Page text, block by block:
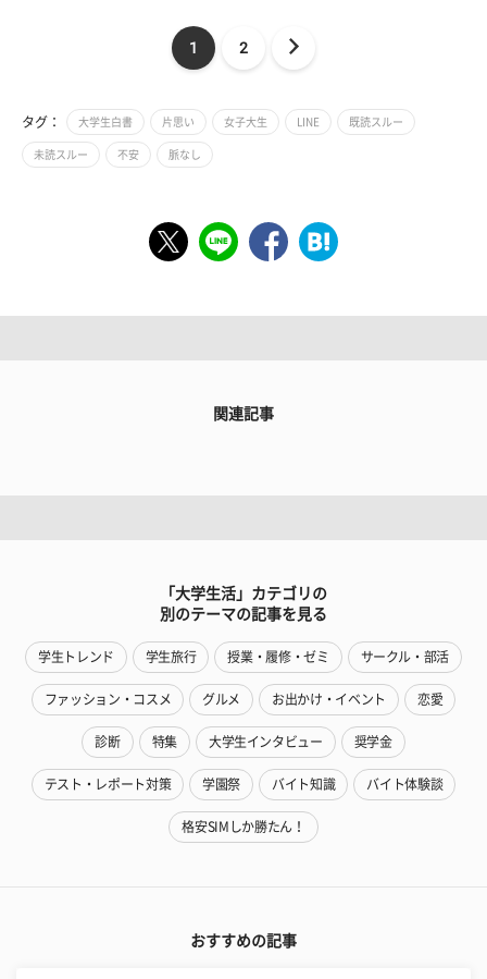
1 2
タグ： 大学生白書 片思い 女子大生 LINE 既読スルー
未読スルー 不安 脈なし
関連記事
「大学生活」カテゴリの
別のテーマの記事を見る
学生トレンド 学生旅行 授業・履修・ゼミ サークル・部活
ファッション・コスメ グルメ お出かけ・イベント 恋愛
診断 特集 大学生インタビュー 奨学金
テスト・レポート対策 学園祭 バイト知識 バイト体験談
格安SIMしか勝たん！
おすすめの記事